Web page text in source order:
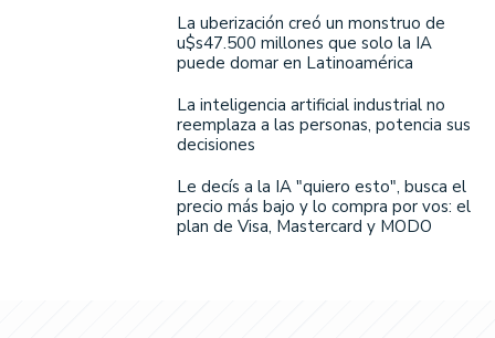
La uberización creó un monstruo de
u$s47.500 millones que solo la IA
puede domar en Latinoamérica
La inteligencia artificial industrial no
reemplaza a las personas, potencia sus
decisiones
Le decís a la IA "quiero esto", busca el
precio más bajo y lo compra por vos: el
plan de Visa, Mastercard y MODO